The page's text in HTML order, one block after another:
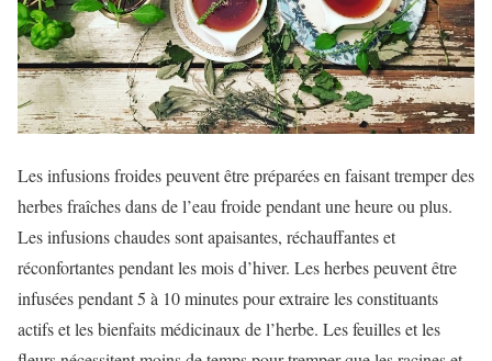
Les infusions froides peuvent être préparées en faisant tremper des
herbes fraîches dans de l’eau froide pendant une heure ou plus.
Les infusions chaudes sont apaisantes, réchauffantes et
réconfortantes pendant les mois d’hiver. Les herbes peuvent être
infusées pendant 5 à 10 minutes pour extraire les constituants
actifs et les bienfaits médicinaux de l’herbe. Les feuilles et les